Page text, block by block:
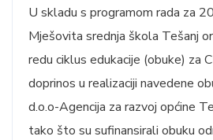
U skladu s programom rada za
Mješovita srednja škola Tešanj
redu ciklus edukacije (obuke) za
doprinos u realizaciji navedene
d.o.o-Agencija za razvoj općine
tako što su sufinansirali obuku